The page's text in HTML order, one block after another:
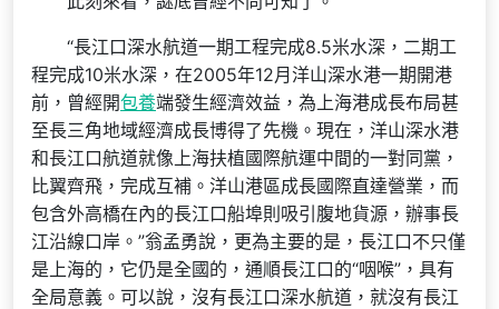
“長江口深水航道一期工程完成8.5米水深，二期工
程完成10米水深，在2005年12月洋山深水港一期開港
前，曾經開包養端發生經濟效益，為上海港成長布局甚
至長三角地域經濟成長博得了先機。現在，洋山深水港
和長江口航道就像上海扶植國際航運中間的一對同黨，
比翼齊飛，完成互補。洋山港區成長國際直達營業，而
包含外高橋在內的長江口船埠則吸引腹地貨源，辦事長
江沿線口岸。”翁孟勇說，更為主要的是，長江口不只僅
是上海的，它仍是全國的，通順長江口的“咽喉”，具有
全局意義。可以說，沒有長江口深水航道，就沒有長江